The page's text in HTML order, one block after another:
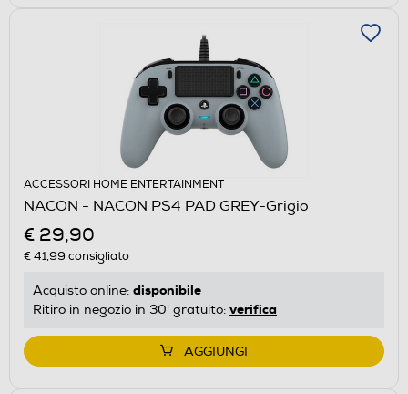
ACCESSORI HOME ENTERTAINMENT
NACON - NACON PS4 PAD GREY-Grigio
€ 29,90
€ 41,99 consigliato
Acquisto online: disponibile
Ritiro in negozio in 30' gratuito: verifica
AGGIUNGI